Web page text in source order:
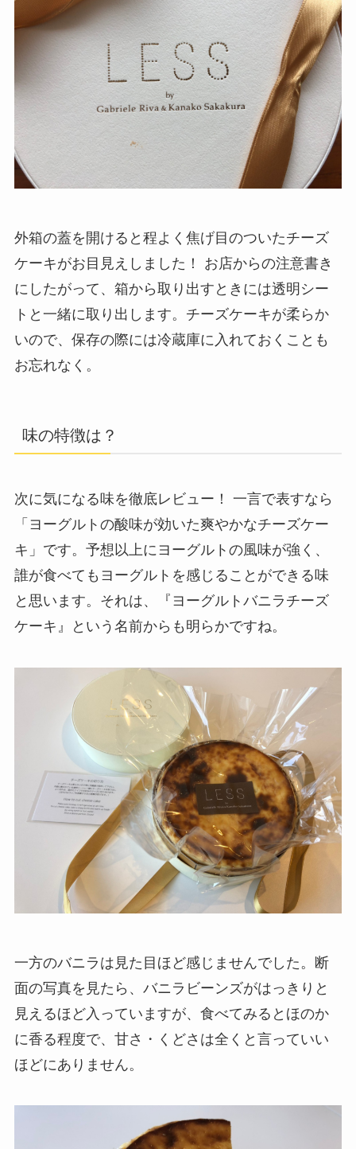
外箱の蓋を開けると程よく焦げ目のついたチーズ
ケーキがお目見えしました！ お店からの注意書き
にしたがって、箱から取り出すときには透明シー
トと一緒に取り出します。チーズケーキが柔らか
いので、保存の際には冷蔵庫に入れておくことも
お忘れなく。
味の特徴は？
次に気になる味を徹底レビュー！ 一言で表すなら
「ヨーグルトの酸味が効いた爽やかなチーズケー
キ」です。予想以上にヨーグルトの風味が強く、
誰が食べてもヨーグルトを感じることができる味
と思います。それは、『ヨーグルトバニラチーズ
ケーキ』という名前からも明らかですね。
一方のバニラは見た目ほど感じませんでした。断
面の写真を見たら、バニラビーンズがはっきりと
見えるほど入っていますが、食べてみるとほのか
に香る程度で、甘さ・くどさは全くと言っていい
ほどにありません。